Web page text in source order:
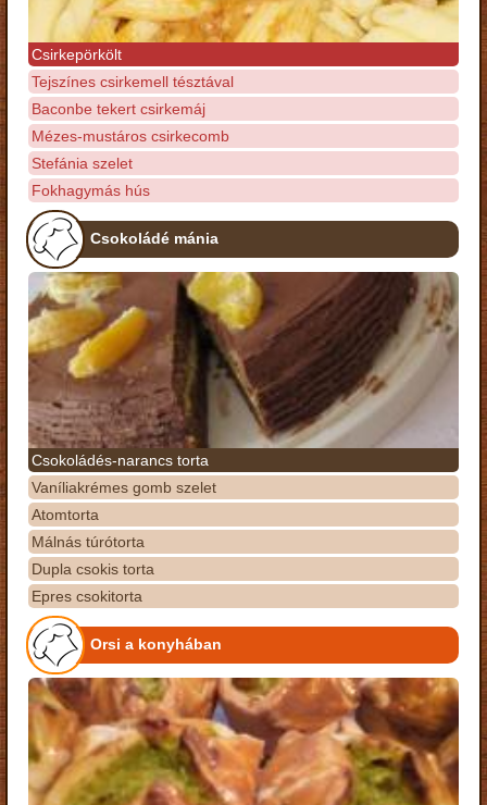
Csirkepörkölt
Tejszínes csirkemell tésztával
Baconbe tekert csirkemáj
Mézes-mustáros csirkecomb
Stefánia szelet
Fokhagymás hús
Csokoládé mánia
Csokoládés-narancs torta
Vaníliakrémes gomb szelet
Atomtorta
Málnás túrótorta
Dupla csokis torta
Epres csokitorta
Orsi a konyhában